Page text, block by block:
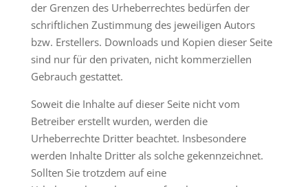
der Grenzen des Urheberrechtes bedürfen der
schriftlichen Zustimmung des jeweiligen Autors
bzw. Erstellers. Downloads und Kopien dieser Seite
sind nur für den privaten, nicht kommerziellen
Gebrauch gestattet.
Soweit die Inhalte auf dieser Seite nicht vom
Betreiber erstellt wurden, werden die
Urheberrechte Dritter beachtet. Insbesondere
werden Inhalte Dritter als solche gekennzeichnet.
Sollten Sie trotzdem auf eine